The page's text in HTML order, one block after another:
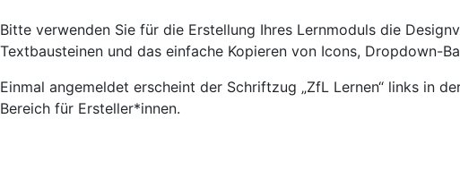
Bitte verwenden Sie für die Erstellung Ihres Lernmoduls die
Textbausteinen und das einfache Kopieren von Icons, Dropdown-
Einmal angemeldet erscheint der Schriftzug „ZfL Lernen“ links in
Bereich für Ersteller*innen.